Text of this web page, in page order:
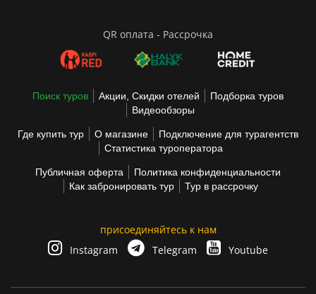
QR оплата - Рассрочка
Поиск туров Акции, Скидки отелей
Подборка туров
Видеообзоры
Где купить тур О магазине
Подключение для турагентств
Статистика туроператора
Публичная оферта
Политика конфиденциальности
Как забронировать тур
Тур в рассрочку
присоединяйтесь к нам
Instagram
Telegram Youtube